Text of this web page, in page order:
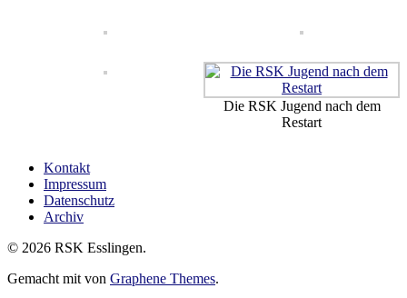
Die RSK Jugend nach dem
Restart
Kontakt
Impressum
Datenschutz
Archiv
© 2026 RSK Esslingen.
Gemacht mit von Graphene Themes.